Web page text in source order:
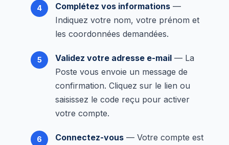
Complétez vos informations —
Indiquez votre nom, votre prénom et
les coordonnées demandées.
Validez votre adresse e-mail — La
Poste vous envoie un message de
confirmation. Cliquez sur le lien ou
saisissez le code reçu pour activer
votre compte.
Connectez-vous — Votre compte est